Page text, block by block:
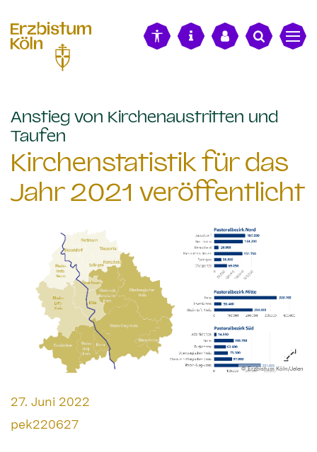
Anstieg von Kirchenaustritten und
Taufen
Kirchenstatistik für das
Jahr 2021 veröffentlicht
© Erzbistum Köln/Jelen
Datum:
27. Juni 2022
Von:
pek220627